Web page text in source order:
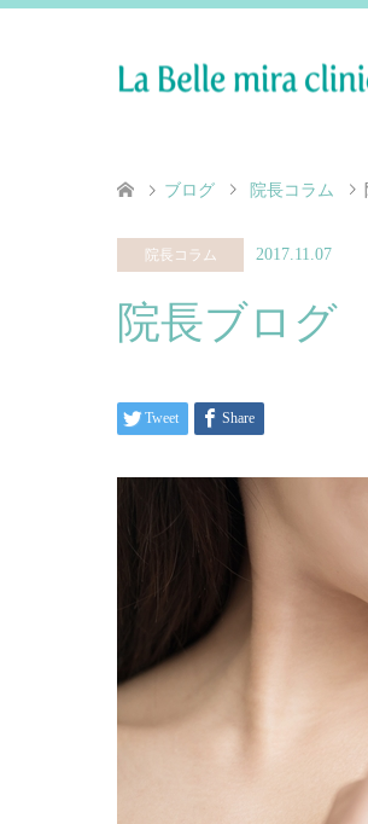
ブログ 院長コラム
院長コラム 2017.11.07
院長ブログ
Tweet Share